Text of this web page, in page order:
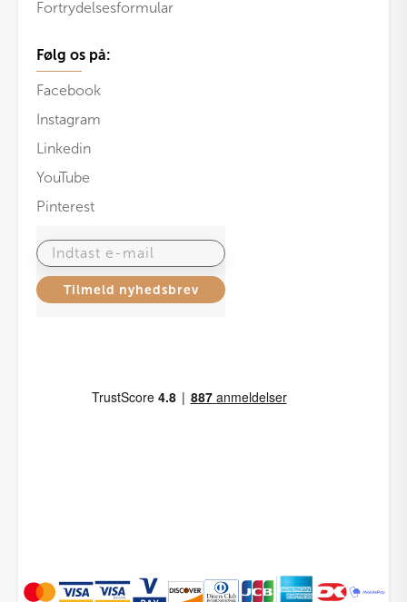
Fortrydelsesformular
Følg os på:
Facebook
Instagram
Linkedin
YouTube
Pinterest
Indtast e-mail
Tilmeld nyhedsbrev